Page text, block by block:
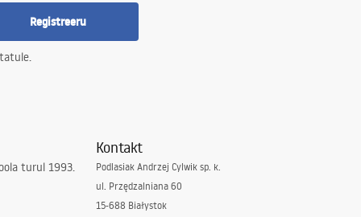
Registreeru
turul 1993.
Kontakt
Podlasiak Andrzej Cylwik sp. k.
ul. Przędzalniana 60
15-688 Białystok